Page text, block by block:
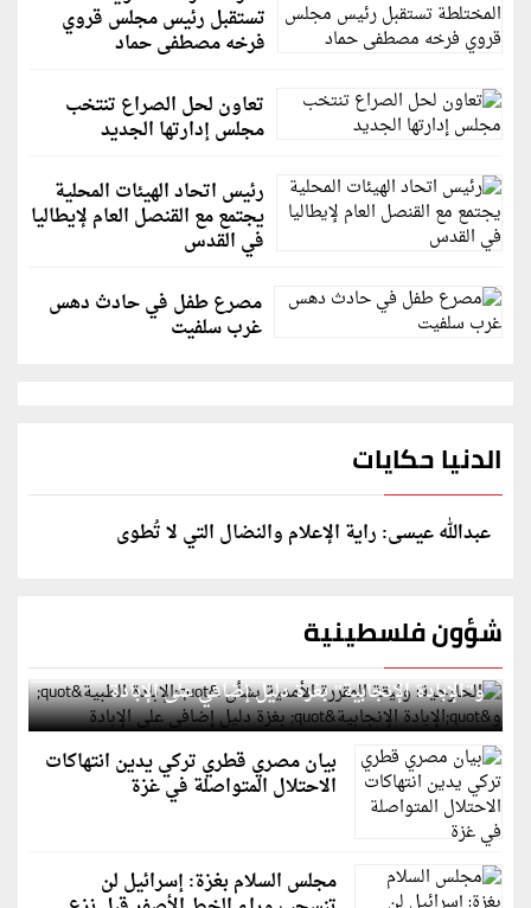
تستقبل رئيس مجلس قروي
فرخه مصطفى حماد
تعاون لحل الصراع تنتخب
مجلس إدارتها الجديد
رئيس اتحاد الهيئات المحلية
يجتمع مع القنصل العام لإيطاليا
في القدس
مصرع طفل في حادث دهس
غرب سلفيت
الدنيا حكايات
عبدالله عيسى: راية الإعلام والنضال التي لا تُطوى
شؤون فلسطينية
الخارجية: وثيقة المقررة الأممية بشأن "الإبادة الطبية"
و"الإبادة الإنجابية" بغزة دليل إضافي على الإبادة
بيان مصري قطري تركي يدين انتهاكات
الاحتلال المتواصلة في غزة
مجلس السلام بغزة: إسرائيل لن